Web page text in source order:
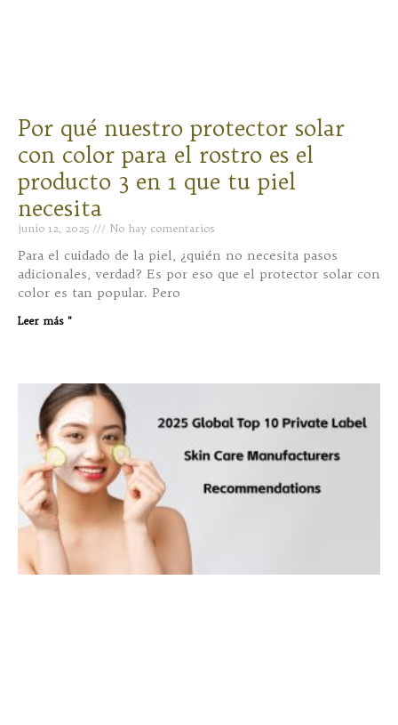
Por qué nuestro protector solar
con color para el rostro es el
producto 3 en 1 que tu piel
necesita
junio 12, 2025 No hay comentarios
Para el cuidado de la piel, ¿quién no necesita pasos
adicionales, verdad? Es por eso que el protector solar con
color es tan popular. Pero
Leer más "